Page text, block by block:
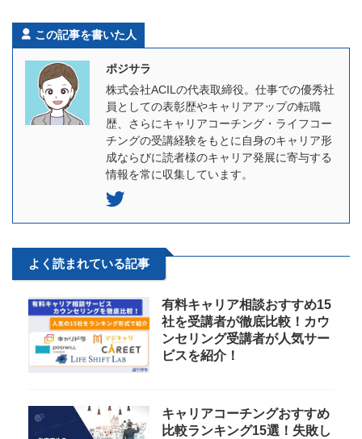
この記事を書いた人
ポジサラ
株式会社ACILの代表取締役。仕事での優秀社
員としての表彰歴やキャリアアップの転職
歴、さらにキャリアコーチング・ライフコー
チングの受講経験をもとに自身のキャリア形
成ならびに読者様のキャリア発展に寄与する
情報を常に収集しています。
よく読まれている記事
有料キャリア相談おすすめ15
社を受講者が徹底比較！カウ
ンセリング受講者が人気サー
ビスを紹介！
キャリアコーチングおすすめ
比較ランキング15選！失敗し